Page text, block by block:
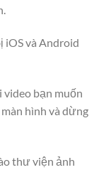
iOS và Android
video bạn muốn
hình và dừng
thư viện ảnh